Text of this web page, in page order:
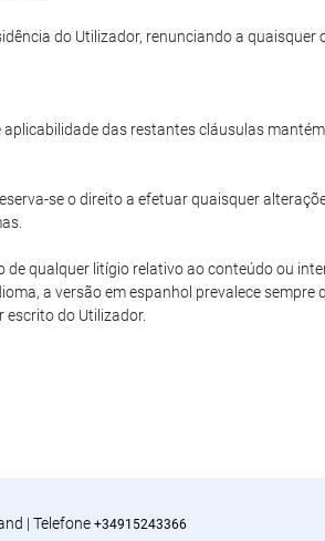
do Utilizador, renunciando a quaisquer
das restantes cláusulas
se o direito a efetuar quaisquer
qualquer litígio relativo ao conteúdo ou
a versão em espanhol prevalece sempre
escrito do Utilizador.
| Telefone +34915243366